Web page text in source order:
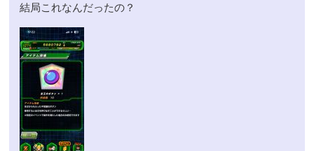
結局これなんだったの？